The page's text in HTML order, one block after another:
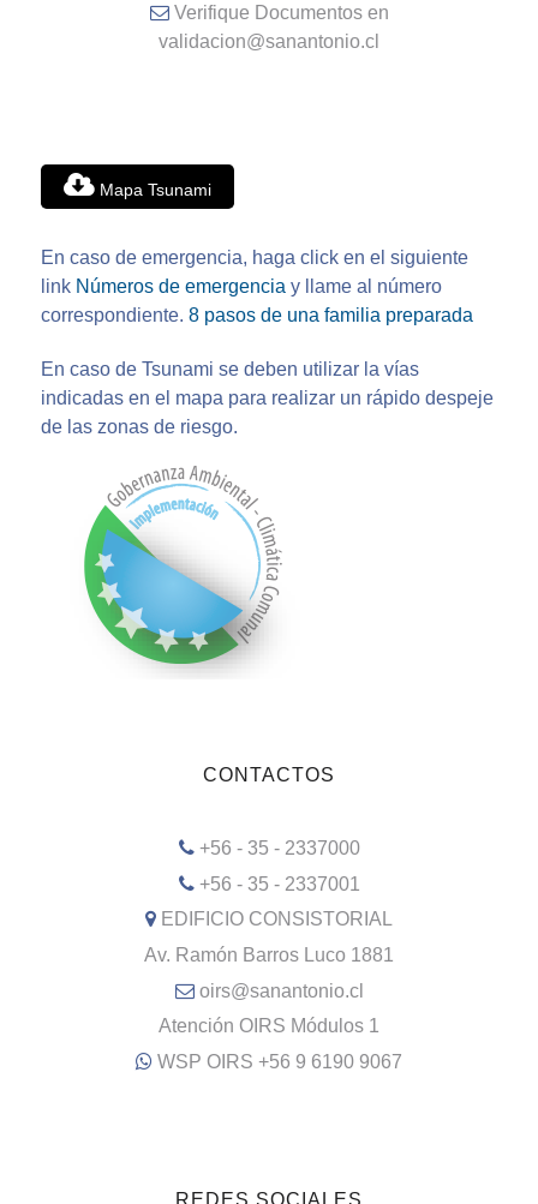
Verifique Documentos en
validacion@sanantonio.cl
Mapa Tsunami
En caso de emergencia, haga click en el siguiente
link Números de emergencia y llame al número
correspondiente. 8 pasos de una familia preparada
En caso de Tsunami se deben utilizar la vías
indicadas en el mapa para realizar un rápido despeje
de las zonas de riesgo.
CONTACTOS
+56 - 35 - 2337000
+56 - 35 - 2337001
EDIFICIO CONSISTORIAL
Av. Ramón Barros Luco 1881
oirs@sanantonio.cl
Atención OIRS Módulos 1
WSP OIRS +56 9 6190 9067
REDES SOCIALES